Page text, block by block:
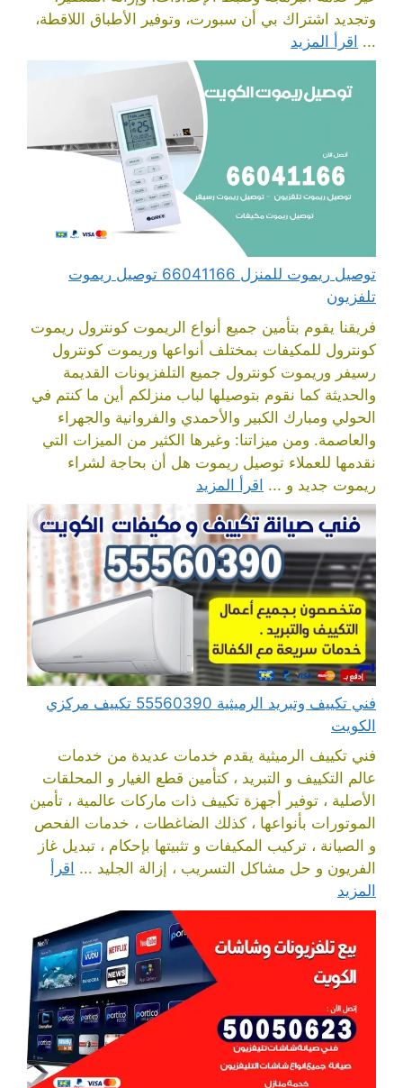
وتجديد اشتراك بي أن سبورت، وتوفير الأطباق اللاقطة،
... اقرأ المزيد
توصيل ريموت للمنزل 66041166 توصيل ريموت
تلفزيون
فريقنا يقوم بتأمين جميع أنواع الريموت كونترول ريموت
كونترول للمكيفات بمختلف أنواعها وريموت كونترول
رسيفر وريموت كونترول جميع التلفزيونات القديمة
والحديثة كما نقوم بتوصيلها لباب منزلكم أين ما كنتم في
الحولي ومبارك الكبير والأحمدي والفروانية والجهراء
والعاصمة. ومن ميزاتنا: وغيرها الكثير من الميزات التي
نقدمها للعملاء توصيل ريموت هل أن بحاجة لشراء
ريموت جديد و ... اقرأ المزيد
فني تكييف وتبريد الرميثية 55560390 تكييف مركزي
الكويت
فني تكييف الرميثية يقدم خدمات عديدة من خدمات
عالم التكييف و التبريد ، كتأمين قطع الغيار و المحلقات
الأصلية ، توفير أجهزة تكييف ذات ماركات عالمية ، تأمين
الموتورات بأنواعها ، كذلك الضاغطات ، خدمات الفحص
و الصيانة ، تركيب المكيفات و تثبيتها بإحكام ، تبديل غاز
الفريون و حل مشاكل التسريب ، إزالة الجليد ... اقرأ
المزيد